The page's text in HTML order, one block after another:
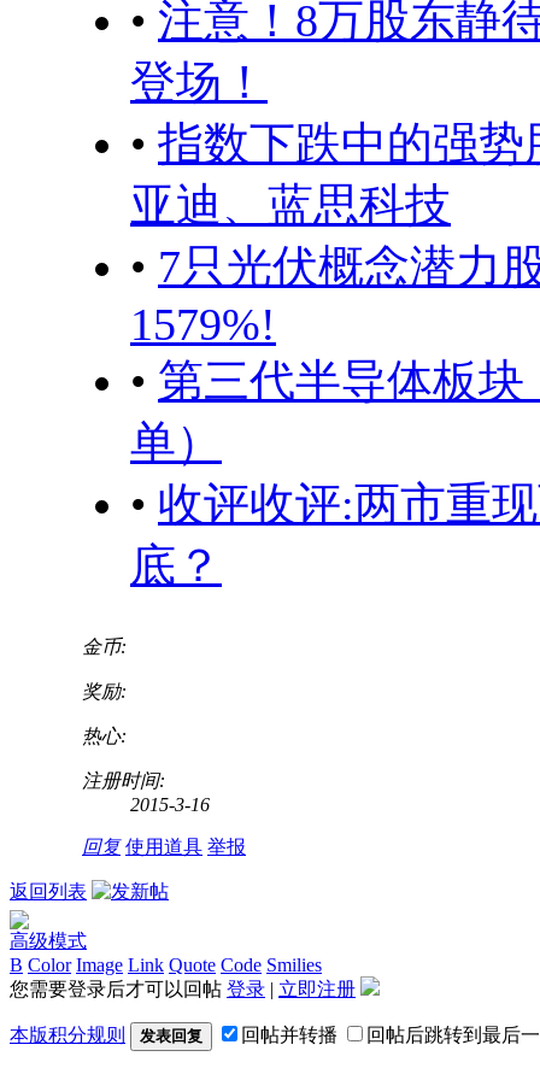
• 注意！8万股东静
登场！
• 指数下跌中的强
亚迪、蓝思科技
• 7只光伏概念潜力
1579%!
• 第三代半导体板
单）
• 收评收评:两市重
底？
金币:
奖励:
热心:
注册时间:
2015-3-16
回复 使用道具 举报
返回列表
高级模式
B Color Image Link Quote Code Smilies
您需要登录后才可以回帖 登录 | 立即注册
本版积分规则 发表回复 回帖并转播 回帖后跳转到最后